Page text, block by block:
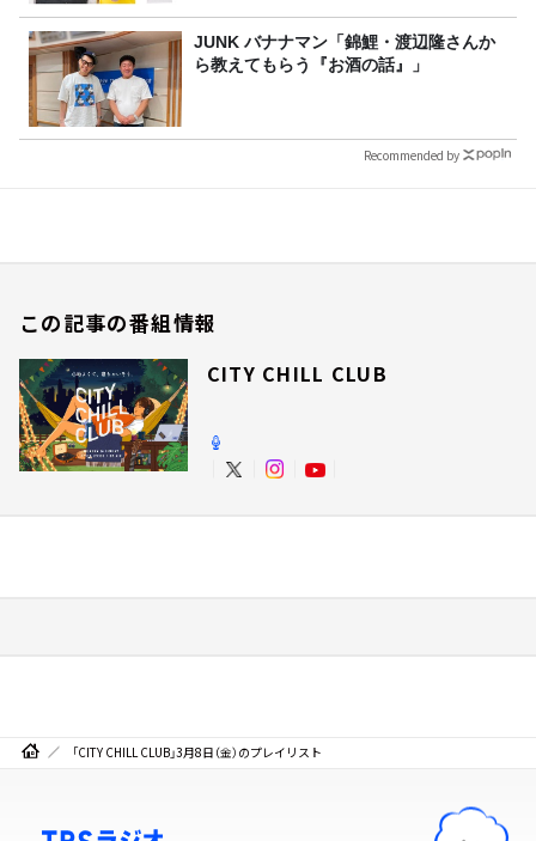
JUNK バナナマン「錦鯉・渡辺隆さんか
ら教えてもらう『お酒の話』」
Recommended by
この記事の番組情報
CITY CHILL CLUB
「CITY CHILL CLUB」3月8日（金）のプレイリスト